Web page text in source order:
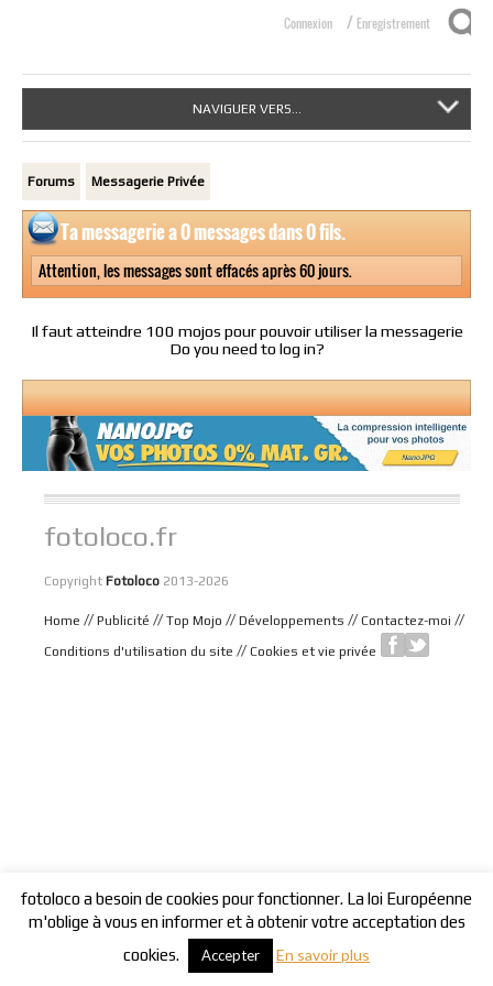
Connexion / Enregistrement
NAVIGUER VERS...
Forums Messagerie Privée
Ta messagerie a0messages dans0fils.
Attention, les messages sont effacés après 60 jours.
Il faut atteindre 100 mojos pour pouvoir utiliser la messagerie
Do you need to log in?
fotoloco.fr
Copyright Fotoloco 2013-2026
Home // Publicité // Top Mojo // Développements // Contactez-moi //
Conditions d'utilisation du site // Cookies et vie privée
fotoloco a besoin de cookies pour fonctionner. La loi Européenne
m'oblige à vous en informer et à obtenir votre acceptation des
cookies.
Accepter En savoir plus